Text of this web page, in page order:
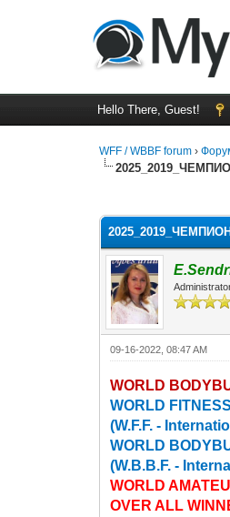
Hello There, Guest!
WFF / WBBF forum ›
09-16-2022, 08:47 AM
WORLD
WORLD
(W.F.F. -
WORLD
(W.B.B.F. -
WORLD
OVER ALL